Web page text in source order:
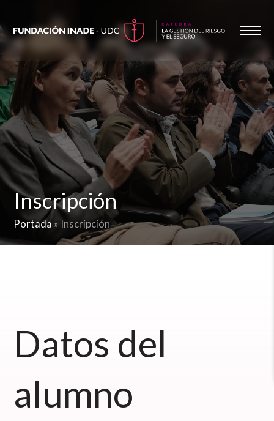
Inscripción
Portada » Inscripción
Datos del
alumno